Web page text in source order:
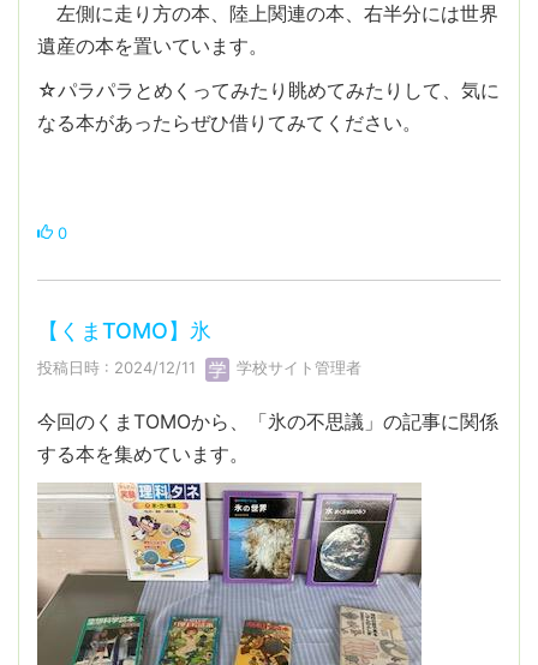
左側に走り方の本、陸上関連の本、右半分には世界
遺産の本を置いています。
☆パラパラとめくってみたり眺めてみたりして、気に
なる本があったらぜひ借りてみてください。
0
【くまTOMO】氷
投稿日時 : 2024/12/11 学校サイト管理者
今回のくまTOMOから、「氷の不思議」の記事に関係
する本を集めています。